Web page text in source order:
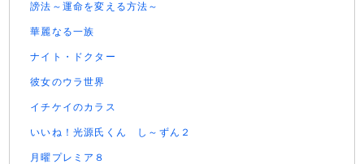
謗法～運命を変える方法～
華麗なる一族
ナイト・ドクター
彼女のウラ世界
イチケイのカラス
いいね！光源氏くん し～ずん２
月曜プレミア８